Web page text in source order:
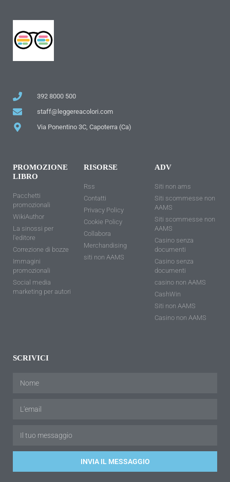
392 8000 500
staff@leggereacolori.com
Via Ponentino 3C, Capoterra (Ca)
PROMOZIONE
LIBRO
Pacchetti
promozionali
WikiAuthor
La sinossi per
l'editore
Correzione di bozze
Immagini
promozionali
Social media
marketing per autori
RISORSE
Rss
Contatti
Privacy Policy
Cookie Policy
Collabora
Merchandising
siti non AAMS
ADV
Siti non ams
Siti scommesse non
AAMS
Siti scommesse non
AAMS
Casino senza
documenti
Casino senza
documenti
casino non AAMS
CashWin
Siti non AAMS
Casino non AAMS
SCRIVICI
INVIA IL MESSAGGIO